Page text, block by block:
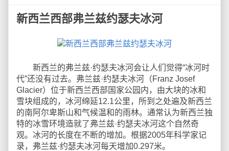
新西兰西部弗兰兹约瑟夫冰河
新西兰的弗兰兹·约瑟夫冰河会让人们觉得“冰河时
代”还没有过去。弗兰兹·约瑟夫冰河（Franz Josef
Glacier）位于新西兰西部国家公园内，由大块的冰和
雪块组成的，冰河绵延12.1公里，所到之处遍及新西兰
的南阿尔卑斯山和气候温和的雨林。通常认为新西兰独
特的冰雪环境造就了弗兰兹·约瑟夫冰河这个自然奇
观。冰河的长度在不断的增加。根据2005年科学家记
录，弗兰兹·约瑟夫冰河每天增加0.297米。